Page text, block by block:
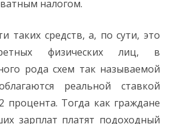
налогом.
таких средств, а, по сути, это
физических лиц, в
рода схем так называемой
реальной ставкой
процента. Тогда как граждане
зарплат платят подоходный